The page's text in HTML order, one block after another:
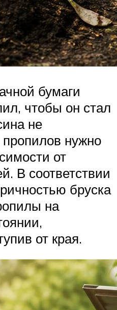
бумаги
чтобы он стал
не
нужно
от
В соответствии
бруска
на
от края.